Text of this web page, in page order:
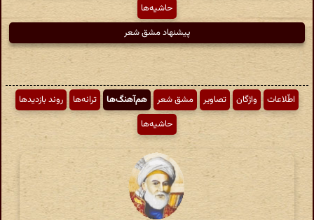
حاشیه‌ها
پیشنهاد مشق شعر
اطّلاعات واژگان تصاویر مشق شعر هم‌آهنگ‌ها ترانه‌ها
روند بازدیدها
حاشیه‌ها